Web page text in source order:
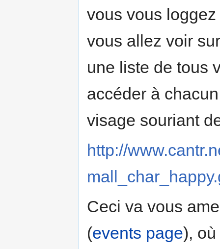
vous vous
vous allez voir
une liste de tous
accéder à
visage souriant
http://
Ceci va vous
(events page),